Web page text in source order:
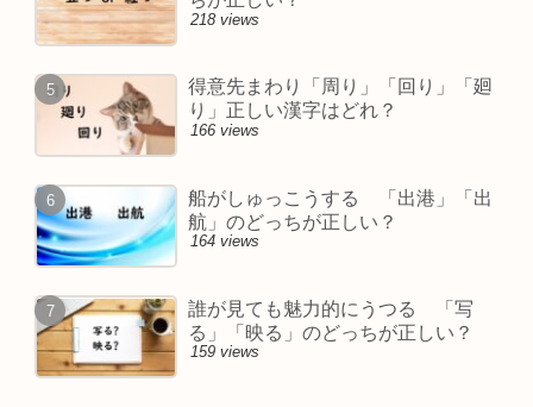
218 views
得意先まわり「周り」「回り」「廻
り」正しい漢字はどれ？
166 views
船がしゅっこうする 「出港」「出
航」のどっちが正しい？
164 views
誰が見ても魅力的にうつる 「写
る」「映る」のどっちが正しい？
159 views